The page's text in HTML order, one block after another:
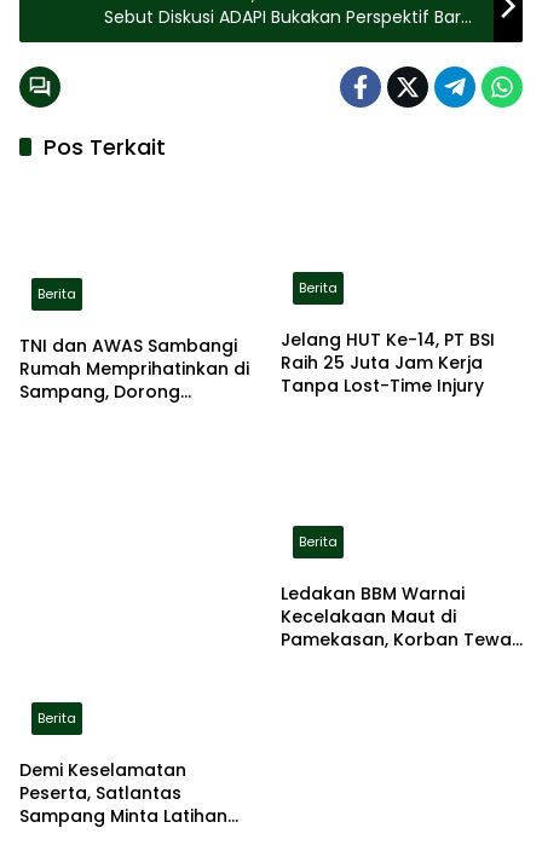
Sebut Diskusi ADAPI Bukakan Perspektif Baru
bagi Dosen PPPK
Pos Terkait
Berita
TNI dan AWAS Sambangi
Rumah Memprihatinkan di
Sampang, Dorong
Berita
Jelang HUT Ke-14, PT BSI
Raih 25 Juta Jam Kerja
Tanpa Lost-Time Injury
Berita
Demi Keselamatan
Peserta, Satlantas
Sampang Minta Latihan
Berita
Ledakan BBM Warnai
Kecelakaan Maut di
Pamekasan, Korban Tewas